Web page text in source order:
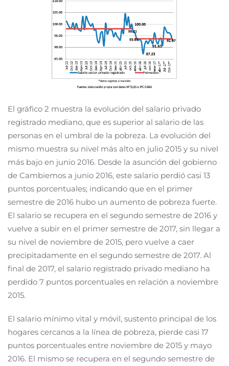
El gráfico 2 muestra la evolución del salario privado
registrado mediano, que es superior al salario de las
personas en el umbral de la pobreza. La evolución del
mismo muestra su nivel más alto en julio 2015 y su nivel
más bajo en junio 2016. Desde la asunción del gobierno
de Cambiemos a junio 2016, este salario perdió casi 13
puntos porcentuales; indicando que en el primer
semestre de 2016 hubo un aumento de pobreza fuerte.
El salario se recupera en el segundo semestre de 2016 y
vuelve a subir en el primer semestre de 2017, sin llegar a
su nivel de noviembre de 2015, pero vuelve a caer
precipitadamente en el segundo semestre de 2017. Al
final de 2017, el salario registrado privado mediano ha
perdido 7 puntos porcentuales en relación a noviembre
2015.
El salario mínimo vital y móvil, sustento principal de los
hogares cercanos a la línea de pobreza, pierde casi 17
puntos porcentuales entre noviembre de 2015 y mayo
2016. El mismo se recupera en el segundo semestre de